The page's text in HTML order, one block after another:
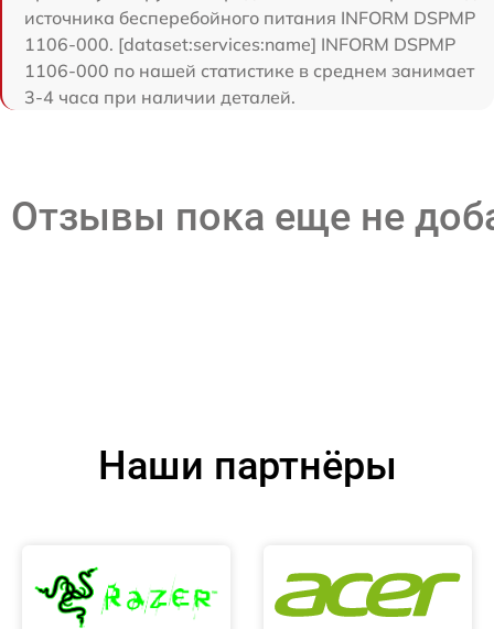
источника бесперебойного питания INFORM DSPMP
1106-000. [dataset:services:name] INFORM DSPMP
1106-000 по нашей статистике в среднем занимает
3-4 часа при наличии деталей.
Отзывы пока еще не
Наши партнёры